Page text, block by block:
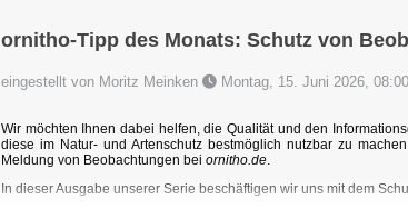
ornitho-Tipp des Monats: Schutz von
eingestellt von Moritz Meinken Montag, 15. Juni 2026, 08:00
Wir möchten Ihnen dabei helfen, die Qualität und den
diese im Natur- und Artenschutz bestmöglich nutzbar zu
Meldung von Beobachtungen bei ornitho.de
In dieser Ausgabe unserer Serie beschäftigen wir uns mit dem